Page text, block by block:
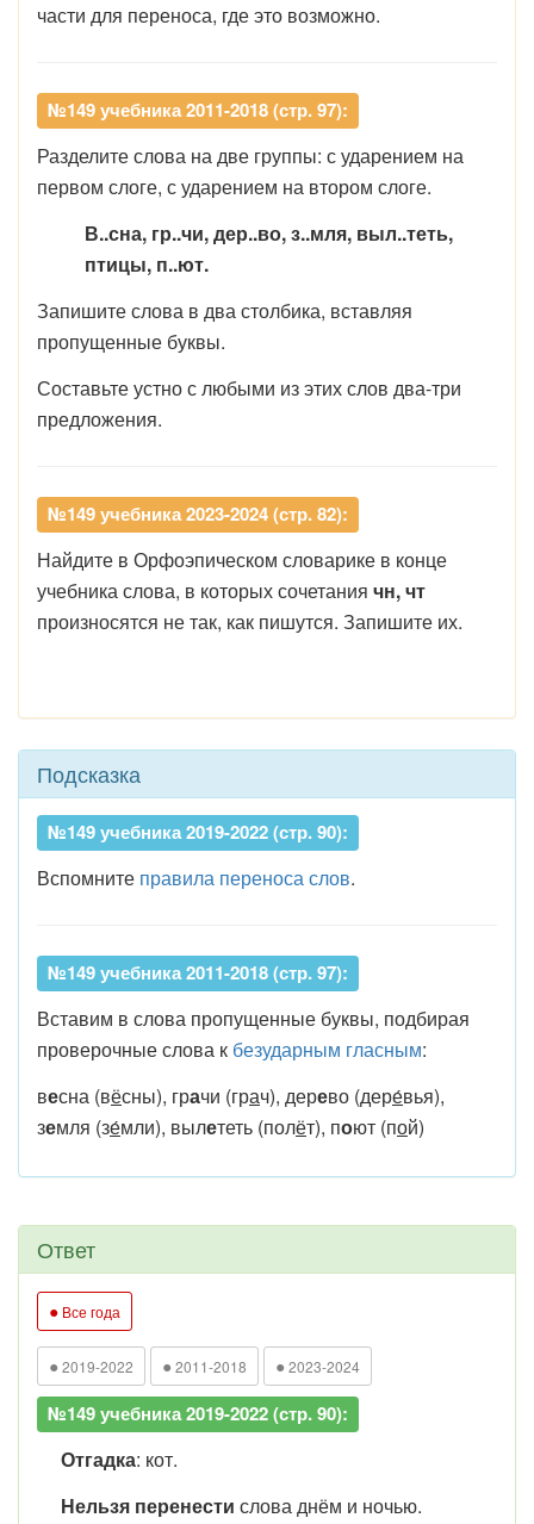
части для переноса, где это возможно.
№149 учебника 2011-2018 (стр. 97):
Разделите слова на две группы: с ударением на
первом слоге, с ударением на втором слоге.
В..сна, гр..чи, дер..во, з..мля, выл..теть,
птицы, п..ют.
Запишите слова в два столбика, вставляя
пропущенные буквы.
Составьте устно с любыми из этих слов два-три
предложения.
№149 учебника 2023-2024 (стр. 82):
Найдите в Орфоэпическом словарике в конце
учебника слова, в которых сочетания чн, чт
произносятся не так, как пишутся. Запишите их.
Подсказка
№149 учебника 2019-2022 (стр. 90):
Вспомните правила переноса слов.
№149 учебника 2011-2018 (стр. 97):
Вставим в слова пропущенные буквы, подбирая
проверочные слова к безударным гласным:
весна (вёсны), грачи (грач), дерево (дере́вья),
земля (зе́мли), вылететь (полёт), поют (пой)
Ответ
● Все года
● 2019-2022 ● 2011-2018 ● 2023-2024
№149 учебника 2019-2022 (стр. 90):
Отгадка: кот.
Нельзя перенести слова днём и ночью.